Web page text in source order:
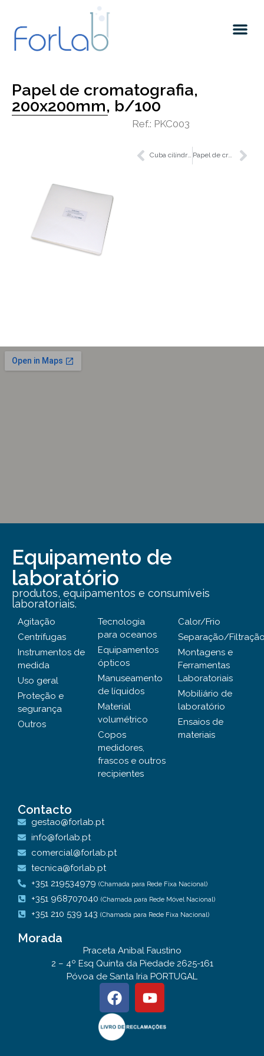
Papel de cromatografia,
200x200mm, b/100
Ref.: PKC003
Cuba cilíndrica, 125x210mm Papel de cromatografia, 460x570mm, b/100
Equipamento de
laboratório
produtos, equipamentos e consumíveis
laboratoriais.
Agitação
Centrífugas
Instrumentos de
medida
Uso geral
Proteção e
segurança
Outros
Tecnologia
para oceanos
Equipamentos
ópticos
Manuseamento
de líquidos
Material
volumétrico
Copos
medidores,
frascos e outros
recipientes
Calor/Frio
Separação/
Montagens e
Ferramentas
Laboratoriais
Mobiliário de
laboratório
Ensaios de
materiais
Contacto
gestao@forlab.pt
info@forlab.pt
comercial@forlab.pt
tecnica@forlab.pt
+351 219534979 (Chamada para Rede Fixa Nacional)
+351 968707040 (Chamada para Rede Móvel Nacional)
+351 210 539 143 (Chamada para Rede Fixa Nacional)
Morada
Praceta Anibal Faustino
2 – 4º Esq Quinta da Piedade 2625-161
Póvoa de Santa Iria PORTUGAL